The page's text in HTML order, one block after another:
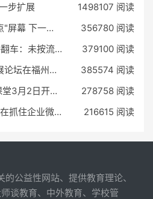
步扩展
1498107 阅读
三星斥巨资布局"量子点"屏幕 下一代显示器加速研发
356780 阅读
李佳琦回应不粘锅直播翻车：未按流程操作
379100 阅读
2020数字经济创新发展论坛在福州召开
385574 阅读
@广州家长 广州电视课堂3月2日开课了！
278758 阅读
直面微信11亿用户，现在抓住企业微信的流量红利还来得及！
216615 阅读
公益性网站、提供教育理论、
谈教育、中外教育、学校管